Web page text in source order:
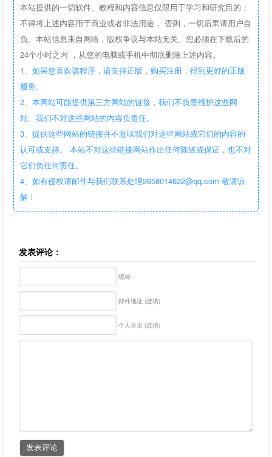
本站提供的一切软件、教程和内容信息仅限用于学习和研究目的；
不得将上述内容用于商业或者非法用途， 否则，一切后果请用户自
负。本站信息来自网络，版权争议与本站无关。您必须在下载后的
24个小时之内 ，从您的电脑或手机中彻底删除上述内容。
1、如果您喜欢该程序，请支持正版，购买注册，得到更好的正版
服务。
2、本网站可能提供第三方网站的链接，我们不负责维护这些网
站。我们不对这些网站的内容负责任。
3、提供这些网站的链接并不意味我们对这些网站或它们的内容的
认可或支持。 本站不对这些链接网站作出任何陈述或保证，也不对
它们负任何责任。
4、如有侵权请邮件与我们联系处理2658014622@qq.com 敬请谅
解！
发表评论：
昵称
邮件地址 (选填)
个人主页 (选填)